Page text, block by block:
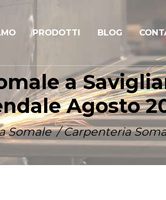
PRODOTTI BLOG
a
Agosto
Somale Carpenteria